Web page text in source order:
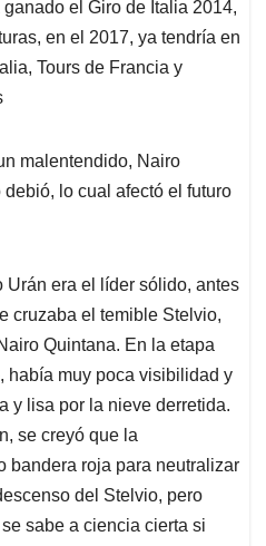
a
d
s
el Giro de Italia 2014,
en el 2017, ya tendría en
Tours de Francia y
malentendido, Nairo
lo cual afectó el futuro
Urán era el líder sólido, antes
cruzaba el temible Stelvio,
Quintana. En la etapa
había muy poca visibilidad y
y lisa por la nieve derretida.
se creyó que la
bandera roja para neutralizar
del Stelvio, pero
sabe a ciencia cierta si